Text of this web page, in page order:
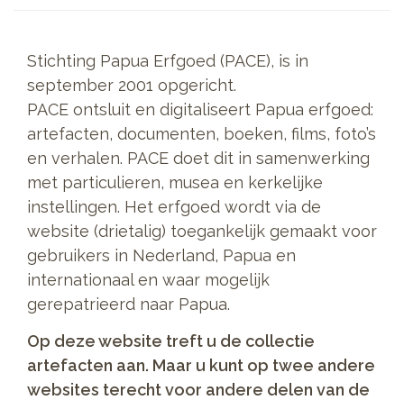
Stichting Papua Erfgoed (PACE), is in
september 2001 opgericht.
PACE ontsluit en digitaliseert Papua erfgoed:
artefacten, documenten, boeken, films, foto’s
en verhalen. PACE doet dit in samenwerking
met particulieren, musea en kerkelijke
instellingen. Het erfgoed wordt via de
website (drietalig) toegankelijk gemaakt voor
gebruikers in Nederland, Papua en
internationaal en waar mogelijk
gerepatrieerd naar Papua.
Op deze website treft u de collectie
artefacten aan. Maar u kunt op twee andere
websites terecht voor andere delen van de